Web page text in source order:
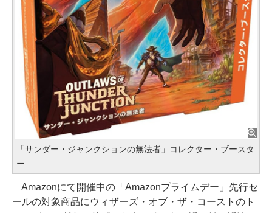
「サンダー・ジャンクションの無法者」コレクター・ブースタ
ー
Amazonにて開催中の「Amazonプライムデー」先行セ
ールの対象商品にウィザーズ・オブ・ザ・コーストのト